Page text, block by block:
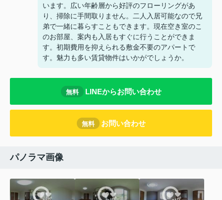
います。広い年齢層から好評のフローリングがあ
り、掃除に手間取りません。二人入居可能なので兄
弟で一緒に暮らすこともできます。現在空き室のこ
のお部屋、案内も入居もすぐに行うことができま
す。初期費用を抑えられる敷金不要のアパートで
す。魅力も多い賃貸物件はいかがでしょうか。
無料 LINEからお問い合わせ
無料 お問い合わせ
パノラマ画像